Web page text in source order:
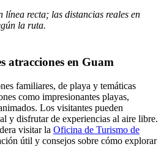
línea recta; las distancias reales en
la ruta.
atracciones en Guam
familiares, de playa y temáticas
como impresionantes playas,
Los visitantes pueden
y disfrutar de experiencias al aire libre.
visitar la Oficina de Turismo de
útil y consejos sobre cómo explorar